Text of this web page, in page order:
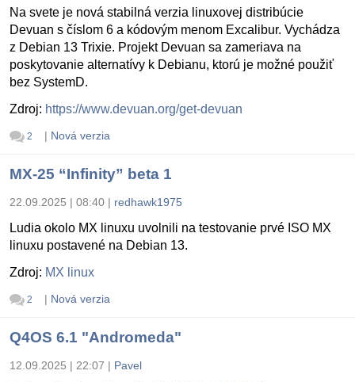
Na svete je nová stabilná verzia linuxovej distribúcie
Devuan s číslom 6 a kódovým menom Excalibur. Vychádza
z Debian 13 Trixie. Projekt Devuan sa zameriava na
poskytovanie alternatívy k Debianu, ktorú je možné použiť
bez SystemD.
Zdroj: https://www.devuan.org/get-devuan
2 | Nová verzia
MX-25 “Infinity” beta 1
22.09.2025 | 08:40 | redhawk1975
Ludia okolo MX linuxu uvolnili na testovanie prvé ISO MX
linuxu postavené na Debian 13.
Zdroj: MX linux
2 | Nová verzia
Q4OS 6.1 "Andromeda"
12.09.2025 | 22:07 | Pavel